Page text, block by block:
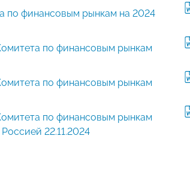
по финансовым рынкам на 2024
по финансовым рынкам
по финансовым рынкам
по финансовым рынкам
22.11.2024